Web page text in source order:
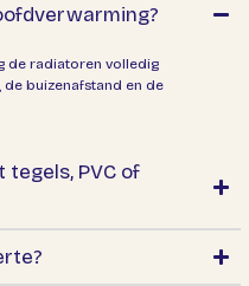
?
de radiatoren volledig
de buizenafstand en de
PVC of
?